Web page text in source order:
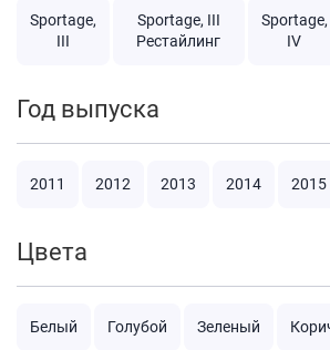
Sportage,
III
Sportage, III
Рестайлинг
Sportage,
IV
Год выпуска
2011 2012 2013 2014 2015
Цвета
Белый Голубой Зеленый